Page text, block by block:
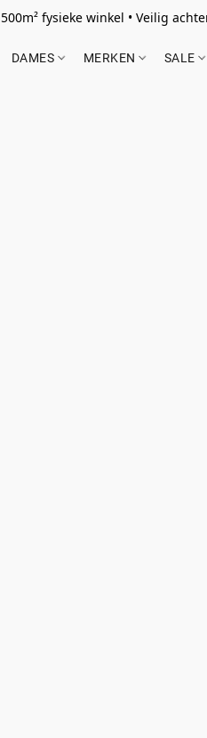
500m² fysieke winkel • Veilig
DAMES MERKEN SALE